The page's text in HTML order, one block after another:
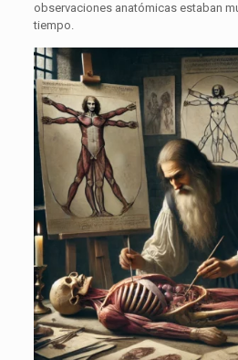
observaciones anatómicas estaban
tiempo.